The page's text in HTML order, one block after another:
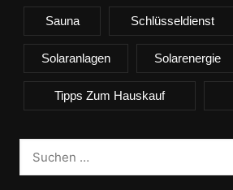
Sauna Schlüsseldienst
Solaranlagen Solarenergie
Tipps Zum Hauskauf